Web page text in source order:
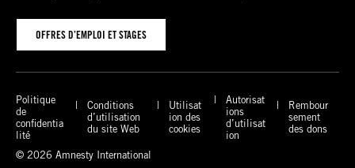
OFFRES D’EMPLOI ET STAGES
Politique
de
confidentia
lité
Conditions
d’utilisation
du site Web
Utilisat
ion des
cookies
Autorisat
ions
d’utilisat
ion
Rembour
sement
des dons
© 2026 Amnesty International